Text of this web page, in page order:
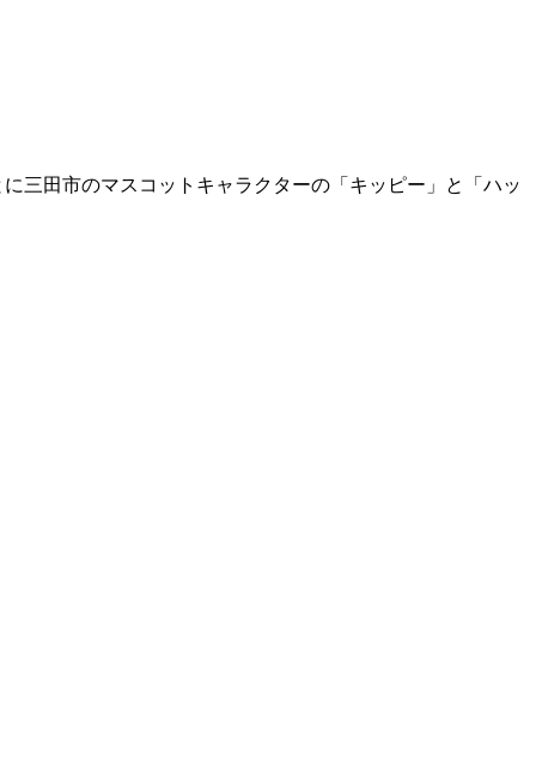
三田市のマスコットキャラクターの「キッピー」と「ハッ